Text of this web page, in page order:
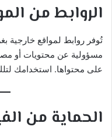
الروابط من
تُوفر روابط لمواقع خارجية
مسؤولية عن محتويات أو
على محتواها. استخدامك
الحماية من